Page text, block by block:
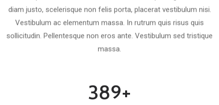
diam justo, scelerisque non felis porta, placerat vestibulum nisi.
Vestibulum ac elementum massa. In rutrum quis risus quis
sollicitudin. Pellentesque non eros ante. Vestibulum sed tristique
389+